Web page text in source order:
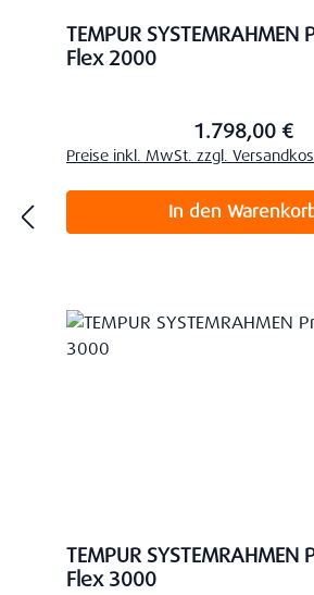
TEMPUR
Flex 2000
Regulärer Preis:1.798,00 €
Preise inkl. MwSt. zzgl.
In den
TEMPUR
Flex 3000